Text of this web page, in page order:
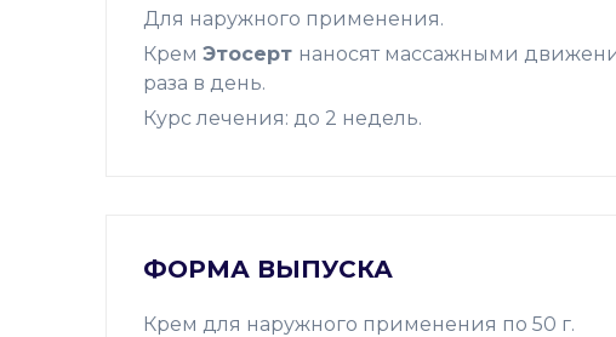
Для наружного применения.
Крем Этосерт наносят массажными
раза в день.
Курс лечения: до 2 недель.
ФОРМА ВЫПУСКА
Крем для наружного применения по 50 г.